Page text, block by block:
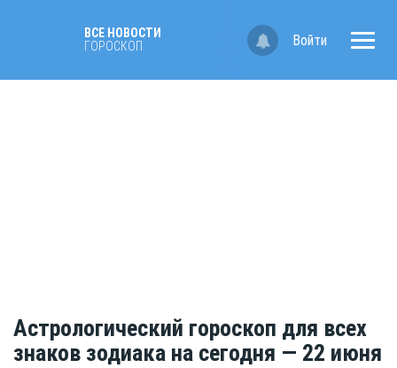
ВСЕ НОВОСТИ
ГОРОСКОП
Войти
Астрологический гороскоп для всех
знаков зодиака на сегодня — 22 июня